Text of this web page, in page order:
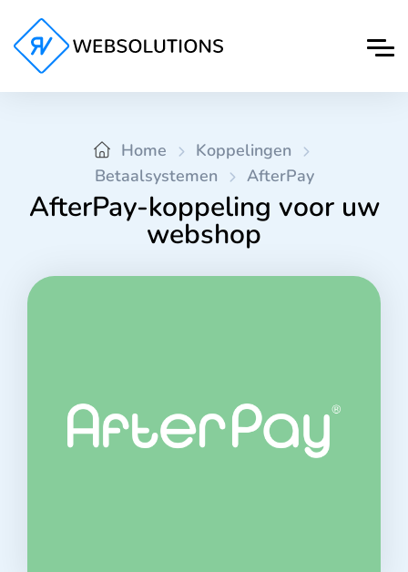
Home
Koppelingen
Betaalsystemen
AfterPay
AfterPay-koppeling voor uw
webshop